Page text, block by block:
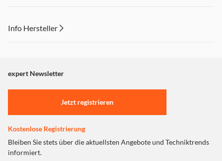
Info Hersteller
"Marketing".
Einstellungen anpassen
expert Newsletter
Jetzt registrieren
Kostenlose Registrierung
Bleiben Sie stets über die aktuellsten Angebote und Techniktrends
informiert.